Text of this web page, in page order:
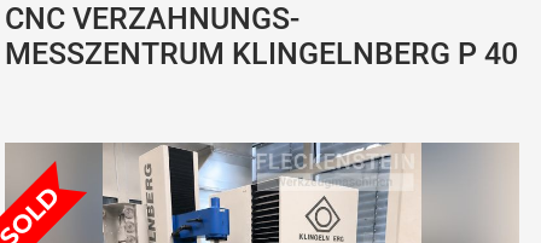
CNC VERZAHNUNGS-
MESSZENTRUM KLINGELNBERG P 40